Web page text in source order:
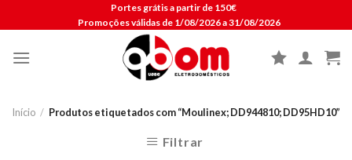
to
Portes grátis a partir de 150€
Promoções válidas de 1/08/2026 a 31/08/2026
Início / Produtos etiquetados com “Moulinex; DD944810; DD95HD10”
Filtrar